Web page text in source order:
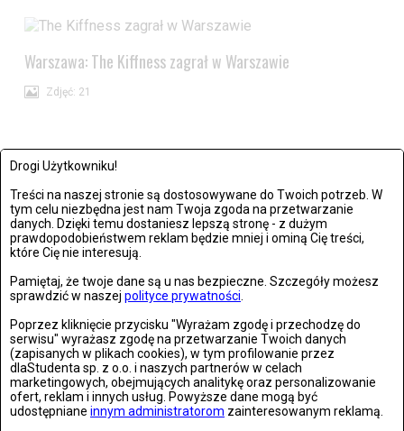
Drogi Użytkowniku!
Treści na naszej stronie są dostosowywane do Twoich potrzeb. W
tym celu niezbędna jest nam Twoja zgoda na przetwarzanie
danych. Dzięki temu dostaniesz lepszą stronę - z dużym
prawdopodobieństwem reklam będzie mniej i ominą Cię treści,
które Cię nie interesują.
Pamiętaj, że twoje dane są u nas bezpieczne. Szczegóły możesz
sprawdzić w naszej polityce prywatności
Poprzez kliknięcie przycisku "Wyrażam zgodę i przechodzę do
serwisu" wyrażasz zgodę na przetwarzanie Twoich danych
(zapisanych w plikach cookies), w tym profilowanie przez
dlaStudenta sp. z o.o. i naszych partnerów w celach
marketingowych, obejmujących analitykę oraz personalizowanie
ofert, reklam i innych usług. Powyższe dane mogą być
udostępniane innym administratorom zainteresowanym reklamą.
Warszawa: The Kiffness zagrał w Warszawie
Zdjęć: 21
Wrocław: Romeo i Julia - próba prasowa we wrocławskim
Teatrze Capitol
Stronie Śląskie w ruinach: skutki niszczycielskiej powodzi
Zdjęć: 25